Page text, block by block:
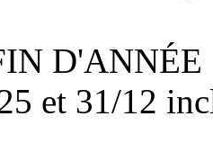
D'ANNÉE
et 31/12